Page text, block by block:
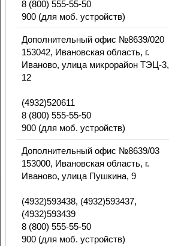
8 (800) 555-55-50
900 (для моб. устройств)
Дополнительный офис №8639/020
153042, Ивановская область, г.
Иваново, улица микрорайон ТЭЦ-3,
12
(4932)520611
8 (800) 555-55-50
900 (для моб. устройств)
Дополнительный офис №8639/03
153000, Ивановская область, г.
Иваново, улица Пушкина, 9
(4932)593438, (4932)593437,
(4932)593439
8 (800) 555-55-50
900 (для моб. устройств)